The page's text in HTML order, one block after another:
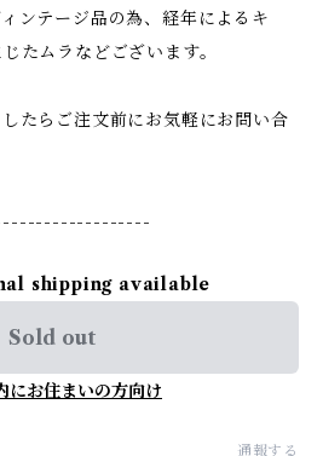
ンテージ品の為、経年によるキ
たムラなどございます。
たらご注文前にお気軽にお問い合
shipping available
Sold out
にお住まいの方向け
通報する